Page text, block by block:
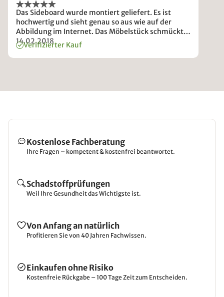
schmückt jetzt unser Esszimmer und wird
von jedem bewundert.
Das Sideboard wurde montiert geliefert. Es ist
hochwertig und sieht genau so aus wie auf der
Abbildung im Internet. Das Möbelstück schmückt
jetzt unser Esszimmer und wird von jedem
bewundert. Uns gefällt die Serie Civenna
außerordentlich gut.
14.02.2018
Verifizierter Kauf
Kostenlose Fachberatung
Ihre Fragen – kompetent & kostenfrei beantwortet.
Schadstoffprüfungen
Weil Ihre Gesundheit das Wichtigste ist.
Von Anfang an natürlich
Profitieren Sie von 40 Jahren Fachwissen.
Einkaufen ohne Risiko
Kostenfreie Rückgabe – 100 Tage Zeit zum Entscheiden.